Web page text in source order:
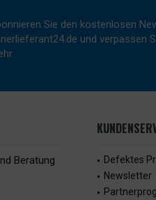
Sie den kostenlosen
und verpassen
Beratung
Defektes
Newsletter